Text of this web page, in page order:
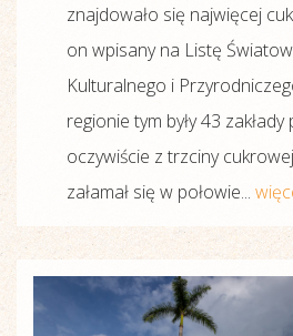
znajdowało się najwięcej
on wpisany na Listę
Kulturalnego i
regionie tym były 43
oczywiście z trzciny
załamał się w połowie...